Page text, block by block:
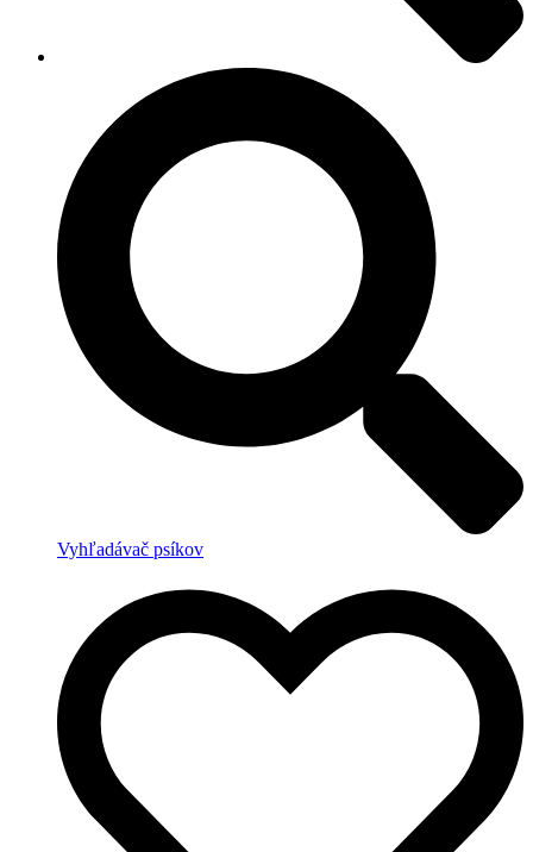
Vyhľadávač psíkov